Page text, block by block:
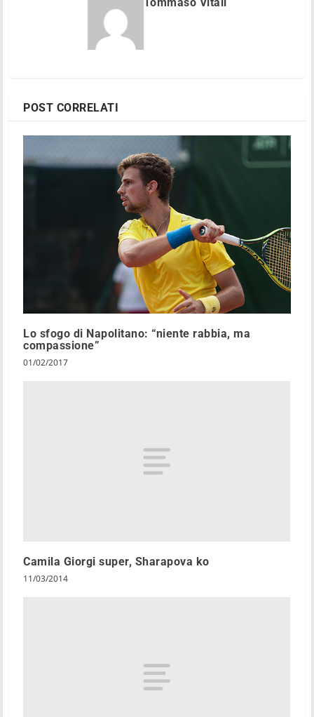
POST CORRELATI
Lo sfogo di Napolitano: “niente rabbia, ma
compassione”
01/02/2017
Camila Giorgi super, Sharapova ko
11/03/2014